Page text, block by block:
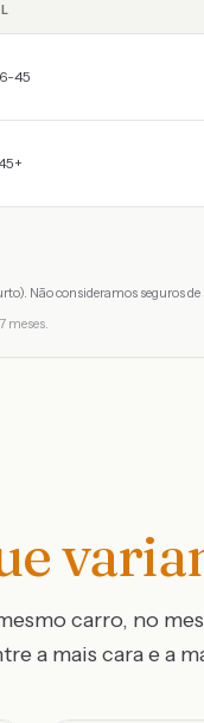
45
Não consideramos seguros
meses.
carro, no
a mais cara e a